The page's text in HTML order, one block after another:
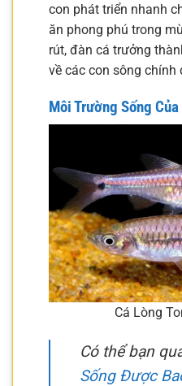
con phát triển nhanh
ăn phong phú trong
rút, đàn cá trưởng
về các con sông chính
Môi Trường Sống Của
Cá Lòng
Có thể bạn
Sống Được